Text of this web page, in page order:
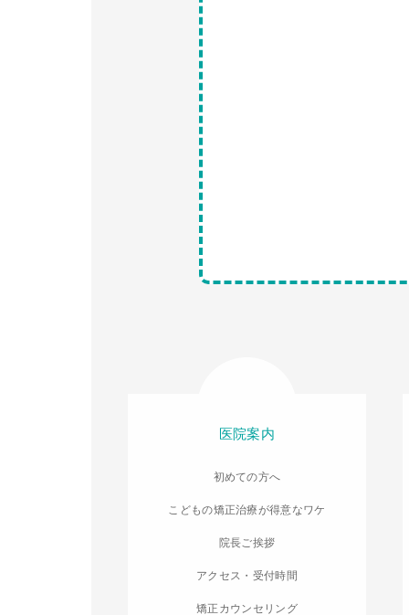
医院案内
初めての方へ
こどもの矯正治療が得意なワケ
院長ご挨拶
アクセス・受付時間
矯正カウンセリング